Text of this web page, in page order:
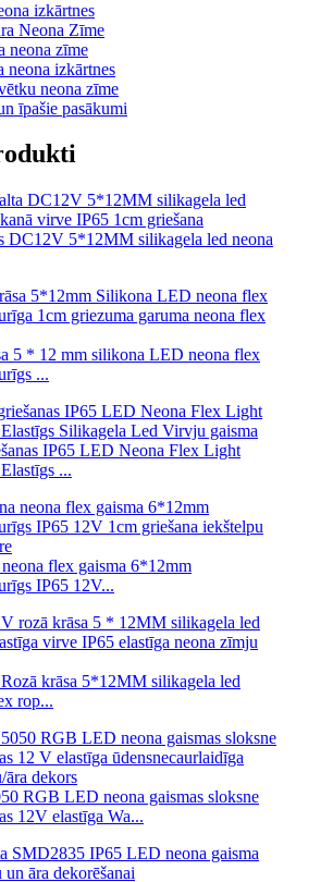
izkārtnes
Neona Zīme
neona zīme
neona izkārtnes
neona zīme
īpašie pasākumi
DC12V 5*12MM silikagela led neona
5 * 12 mm silikona LED neona flex
...
IP65 LED Neona Flex Light
...
flex gaisma 6*12mm
IP65 12V...
krāsa 5*12MM silikagela led
rop...
RGB LED neona gaismas sloksne
12V elastīga Wa...